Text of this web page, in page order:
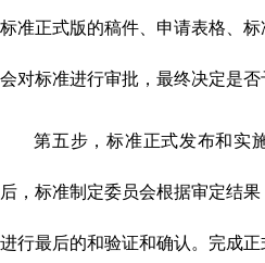
标准正式版的稿件、申请表格、
会对标准进行审批，最终决定是否
第五步，标准正式发布和实
后，标准制定委员会根据审定结
进行最后的和验证和确认。完成